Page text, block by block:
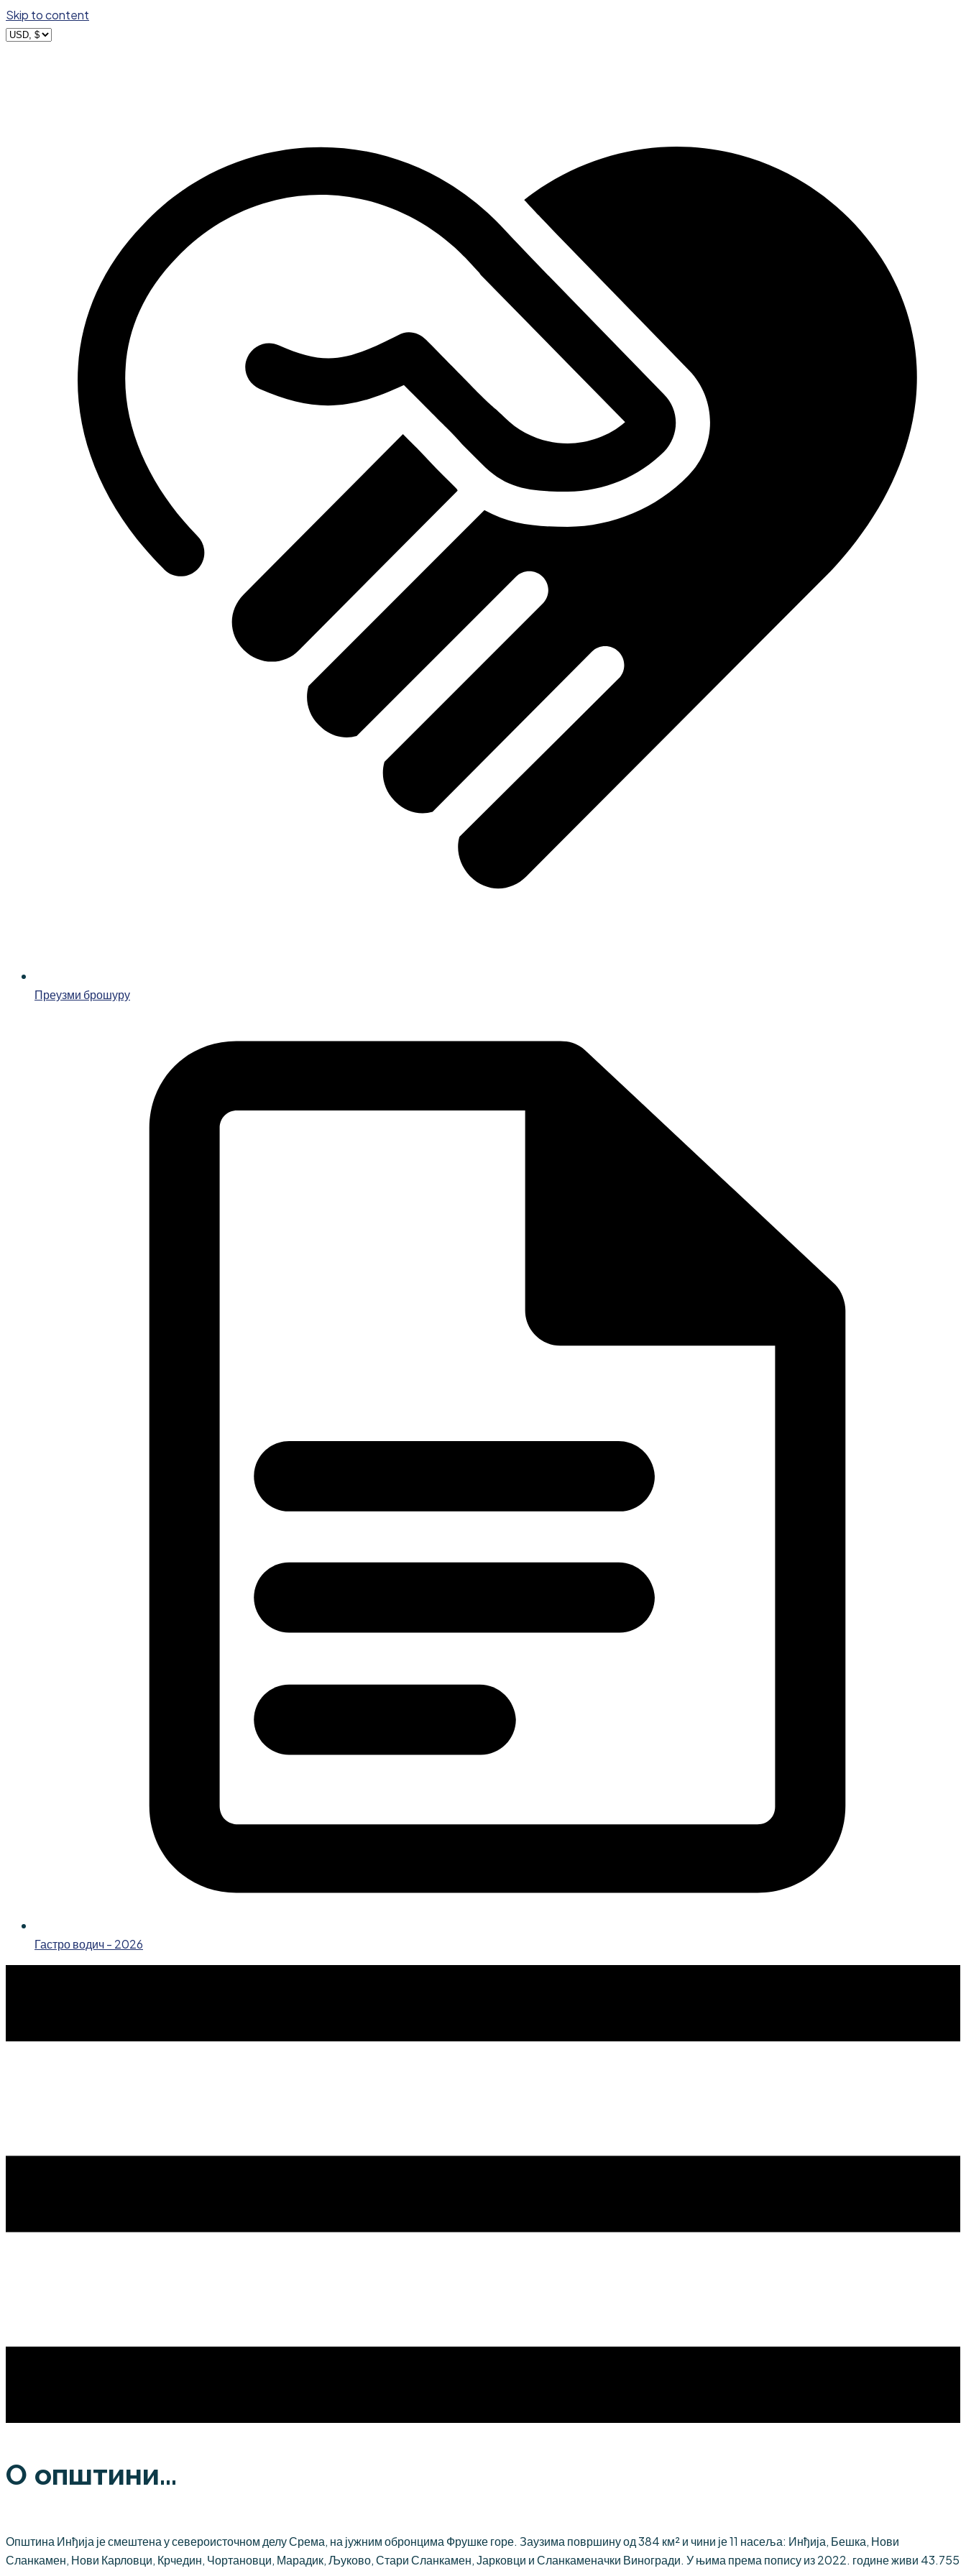
Skip to content
Преузми брошуру
Гастро водич - 2026
О општини...
Општина Инђија је смештена у североисточном делу Срема, на јужним обронцима Фрушке горе. Заузима површину од 384 км² и чини је 11 насеља: Инђија, Бешка, Нови
Сланкамен, Нови Карловци, Крчедин, Чортановци, Марадик, Љуково, Стари Сланкамен, Јарковци и Сланкаменачки Виногради. У њима према попису из 2022. године живи 43.755